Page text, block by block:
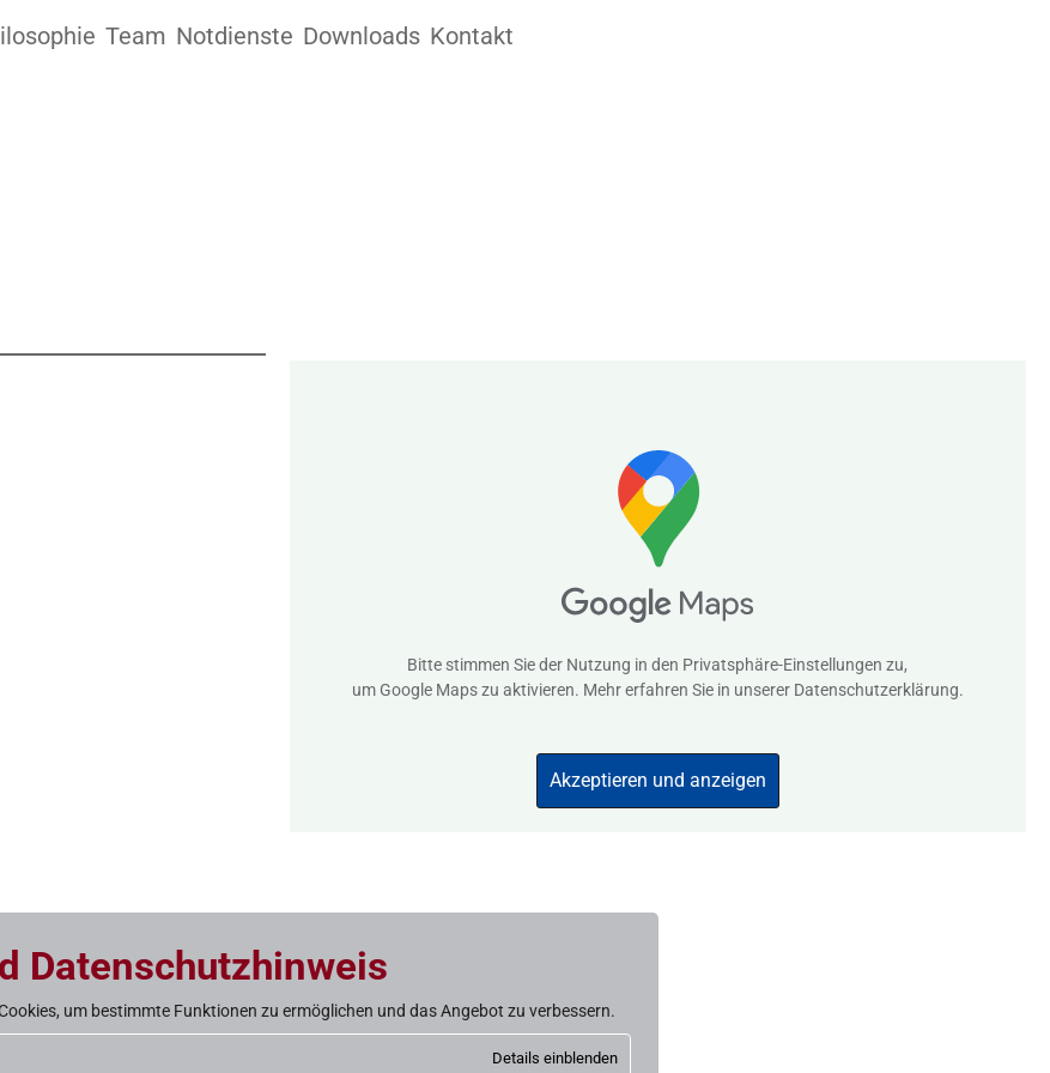
Team Notdienste Downloads Kontakt
Bitte stimmen Sie der Nutzung in den Privatsphäre-Einstellungen zu,
um Google Maps zu aktivieren. Mehr erfahren Sie in unserer Datenschutzerklärung.
Akzeptieren und anzeigen
Datenschutzhinweis
um bestimmte Funktionen zu ermöglichen und das Angebot zu verbessern.